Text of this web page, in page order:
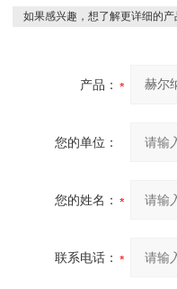
如果感兴趣，想了解更详细的
产品：
您的单位：
您的姓名：
联系电话：